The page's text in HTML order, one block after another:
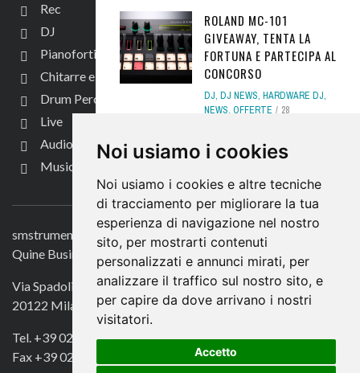
Noi usiamo i cookies
Noi usiamo i cookies e altre tecniche
di tracciamento per migliorare la tua
esperienza di navigazione nel nostro
sito, per mostrarti contenuti
personalizzati e annunci mirati, per
analizzare il traffico sul nostro sito, e
per capire da dove arrivano i nostri
visitatori.
Accetto
ROLAND MC-101
GIVEAWAY, TENTA LA
FORTUNA E PARTECIPA AL
CONCORSO
DJ, DJ NEWS, HARDWARE DJ,
NEWS, OFFERTE
28
MINIMOOG GEDDY LEE: IL
MINI PER CHI AMA I
RUSH!
NEWS,SYNTH HARDWARE,
TASTIERE E SYNTH
TASTIERE
E SYNTH NEWS
FOCUS – M-AUDIO
HAMMER 88 PRO: IL
CONTROLLER TASTIERE,DJ,
HARDWARE DJ
RECORDING,SUPERFICI DI
Rec
DJ
Pianoforti e Arranger
Chitarre e bassi
Drum Perc
Live
Audio per video
Music Life
CONTATTACI
smstrumentimusicali.it
Quine Business Publisher
Via Spadolini 7
20122 Milano
Tel. +39 02 49756990
Fax +39 02 72016740